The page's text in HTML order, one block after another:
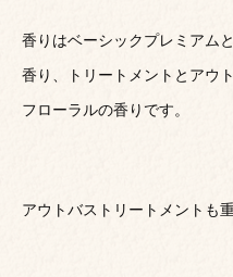
香りはベーシックプレミアム
香り、トリートメントとアウ
フローラルの香りです。
アウトバストリートメントも